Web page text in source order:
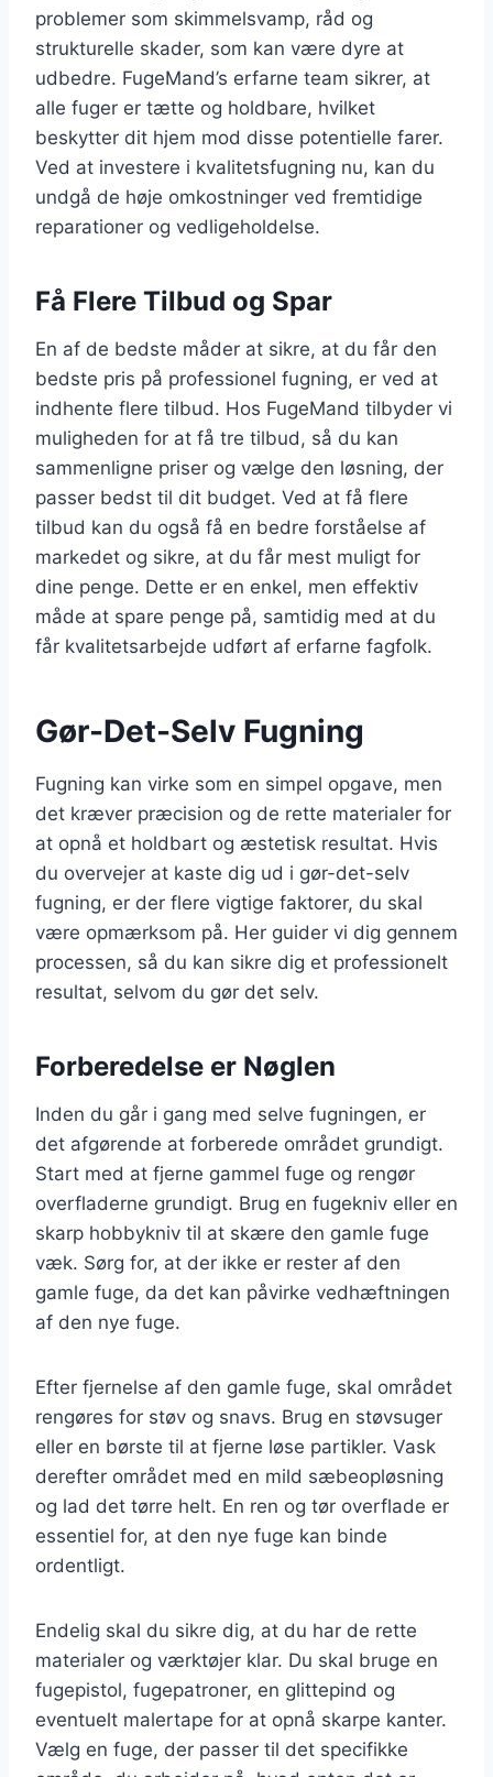
problemer som skimmelsvamp, råd og
strukturelle skader, som kan være dyre at
udbedre. FugeMand’s erfarne team sikrer, at
alle fuger er tætte og holdbare, hvilket
beskytter dit hjem mod disse potentielle farer.
Ved at investere i kvalitetsfugning nu, kan du
undgå de høje omkostninger ved fremtidige
reparationer og vedligeholdelse.
Få Flere Tilbud og Spar
En af de bedste måder at sikre, at du får den
bedste pris på professionel fugning, er ved at
indhente flere tilbud. Hos FugeMand tilbyder vi
muligheden for at få tre tilbud, så du kan
sammenligne priser og vælge den løsning, der
passer bedst til dit budget. Ved at få flere
tilbud kan du også få en bedre forståelse af
markedet og sikre, at du får mest muligt for
dine penge. Dette er en enkel, men effektiv
måde at spare penge på, samtidig med at du
får kvalitetsarbejde udført af erfarne fagfolk.
Gør-Det-Selv Fugning
Fugning kan virke som en simpel opgave, men
det kræver præcision og de rette materialer for
at opnå et holdbart og æstetisk resultat. Hvis
du overvejer at kaste dig ud i gør-det-selv
fugning, er der flere vigtige faktorer, du skal
være opmærksom på. Her guider vi dig gennem
processen, så du kan sikre dig et professionelt
resultat, selvom du gør det selv.
Forberedelse er Nøglen
Inden du går i gang med selve fugningen, er
det afgørende at forberede området grundigt.
Start med at fjerne gammel fuge og rengør
overfladerne grundigt. Brug en fugekniv eller en
skarp hobbykniv til at skære den gamle fuge
væk. Sørg for, at der ikke er rester af den
gamle fuge, da det kan påvirke vedhæftningen
af den nye fuge.
Efter fjernelse af den gamle fuge, skal området
rengøres for støv og snavs. Brug en støvsuger
eller en børste til at fjerne løse partikler. Vask
derefter området med en mild sæbeopløsning
og lad det tørre helt. En ren og tør overflade er
essentiel for, at den nye fuge kan binde
ordentligt.
Endelig skal du sikre dig, at du har de rette
materialer og værktøjer klar. Du skal bruge en
fugepistol, fugepatroner, en glittepind og
eventuelt malertape for at opnå skarpe kanter.
Vælg en fuge, der passer til det specifikke